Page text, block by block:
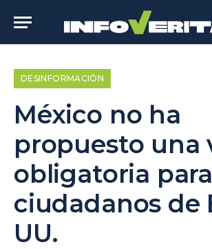
DESINFORMACIÓN
México no ha
propuesto una
obligatoria
ciudadanos de
UU.